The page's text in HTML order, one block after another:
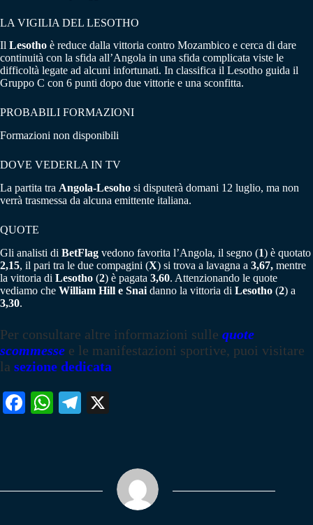
LA VIGILIA DEL LESOTHO
Il Lesotho è reduce dalla vittoria contro Mozambico e cerca di dare
continuità con la sfida all’Angola in una sfida complicata viste le
difficoltà legate ad alcuni infortunati. In classifica il Lesotho guida il
Gruppo C con 6 punti dopo due vittorie e una sconfitta.
PROBABILI FORMAZIONI
Formazioni non disponibili
DOVE VEDERLA IN TV
La partita tra Angola-Lesoho si disputerà domani 12 luglio, ma non
verrà trasmessa da alcuna emittente italiana.
QUOTE
Gli analisti di BetFlag vedono favorita l’Angola, il segno (1) è quotato
2,15, il pari tra le due compagini (X) si trova a lavagna a 3,67, mentre
la vittoria di Lesotho (2) è pagata 3,60. Attenzionando le quote
vediamo che William Hill e Snai danno la vittoria di Lesotho (2) a
3,30.
Per consultare altre informazioni sulle quote
scommesse e le manifestazioni sportive, puoi visitare
la sezione dedicata
Fa W
pp
Te
m